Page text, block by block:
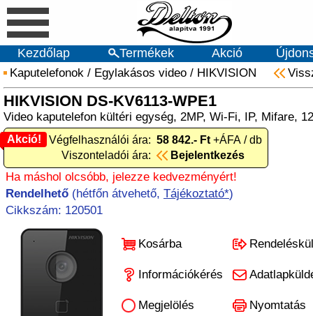
Kezdőlap Termékek Akció
Kaputelefonok / Egylakásos video / HIKVISION
HIKVISION DS-KV6113-WPE1
Video kaputelefon kültéri egység, 2MP, Wi-Fi, IP, Mifare,
Akció!
Akció! Végfelhasználói ára: 58 842.- Ft +ÁFA / db
Viszonteladói ára:
Bejelentkezés
Ha máshol olcsóbb, jelezze kedvezményért!
Rendelhető (hétfőn átvehető, Tájékoztató*)
Cikkszám: 120501
Kosárba
Információkérés
Megjelölés Nyomtatás